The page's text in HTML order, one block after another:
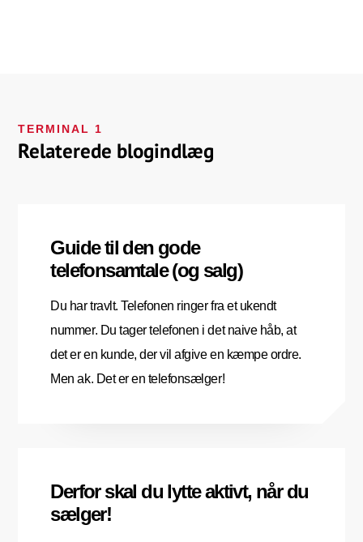
TERMINAL 1
Relaterede blogindlæg
Guide til den gode
telefonsamtale (og salg)
Du har travlt. Telefonen ringer fra et ukendt
nummer. Du tager telefonen i det naive håb, at
det er en kunde, der vil afgive en kæmpe ordre.
Men ak. Det er en telefonsælger!
Derfor skal du lytte aktivt, når du
sælger!